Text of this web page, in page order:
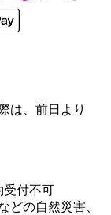
は、前日より
付不可
どの自然災害、